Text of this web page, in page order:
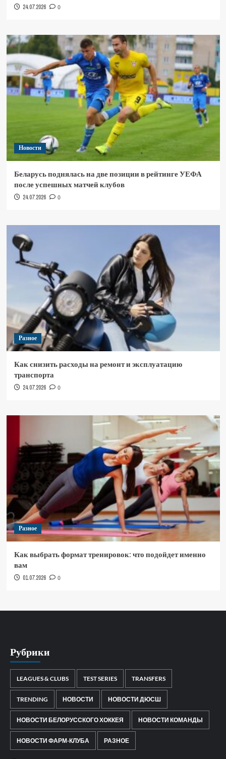
24.07.2026 0
Новости
Беларусь поднялась на две позиции в рейтинге УЕФА
после успешных матчей клубов
24.07.2026 0
Разное
Как снизить расходы на ремонт и эксплуатацию
транспорта
24.07.2026 0
Разное
Как выбрать формат тренировок: что подойдет именно
вам
01.07.2026 0
Рубрики
LEAGUES & CLUBS TEST SERIES TRANSFERS
TRENDING НОВОСТИ НОВОСТИ ДЮСШ
НОВОСТИ БЕЛОРУССКОГО ХОККЕЯ НОВОСТИ КОМАНДЫ
НОВОСТИ ФАРМ-КЛУБА РАЗНОЕ